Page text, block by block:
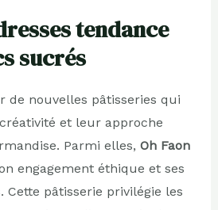
tendance
sucrés
de nouvelles pâtisseries qui
et leur approche
Parmi elles, Oh Faon
engagement éthique et ses
Cette pâtisserie privilégie les